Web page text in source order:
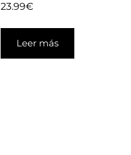
23.99€
Leer más